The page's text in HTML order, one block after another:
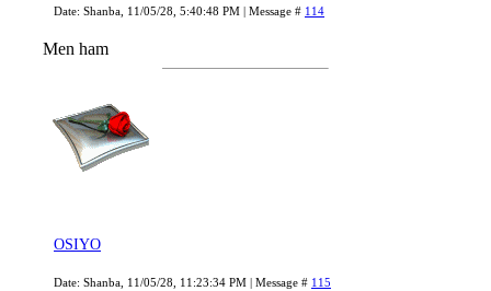
Date: Shanba, 11/05/28, 5:40:48 PM | Message # 114
Men ham
OSIYO
Date: Shanba, 11/05/28, 11:23:34 PM | Message # 115